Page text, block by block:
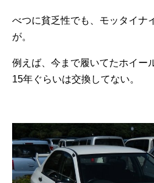
べつに貧乏性でも、モッタイナ
が。
例えば、今まで履いてたホイー
15年ぐらいは交換してない。